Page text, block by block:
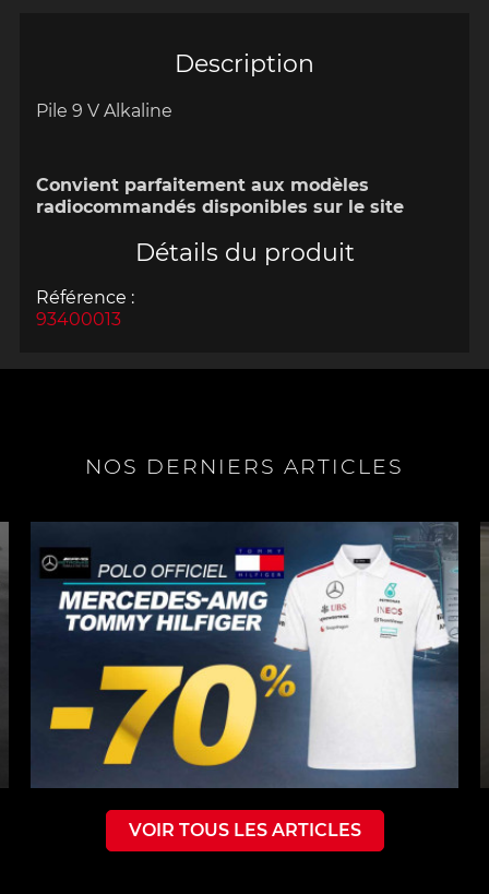
Description
Pile 9 V Alkaline
Convient parfaitement aux modèles
radiocommandés disponibles sur le site
Détails du produit
Référence :
93400013
NOS DERNIERS ARTICLES
VOIR TOUS LES ARTICLES